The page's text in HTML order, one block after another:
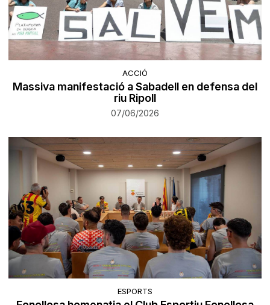
ACCIÓ
Massiva manifestació a Sabadell en defensa del
riu Ripoll
07/06/2026
ESPORTS